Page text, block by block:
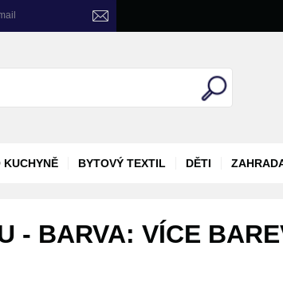
KUCHYNĚ BYTOVÝ TEXTIL DĚTI
- BARVA: VÍCE